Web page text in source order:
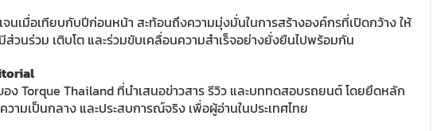
นเมื่อเทียบกับปีก่อนหน้า สะท้อนถึงความมุ่งมั่นในการสร้างองค์กรที่เปิดกว้าง ให้
วนร่วม เติบโต และร่วมขับเคลื่อนความสำเร็จอย่างยั่งยืนไปพร้อมกัน
ง Torque Thailand ที่นำเสนอข่าวสาร รีวิว และบททดสอบรถยนต์ โดยยึดหลัก
ามเป็นกลาง และประสบการณ์จริง เพื่อผู้อ่านในประเทศไทย